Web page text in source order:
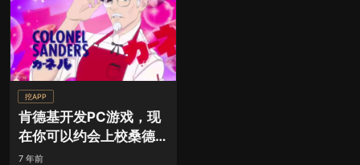
挖APP
肯德基开发PC游戏，现
在你可以约会上校桑德
斯！
7 年前